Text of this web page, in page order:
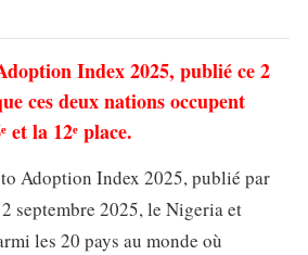
Index 2025, publié ce 2
ces deux nations occupent
et la 12ᵉ place.
Adoption Index 2025, publié par
septembre 2025, le Nigeria et
les 20 pays au monde où